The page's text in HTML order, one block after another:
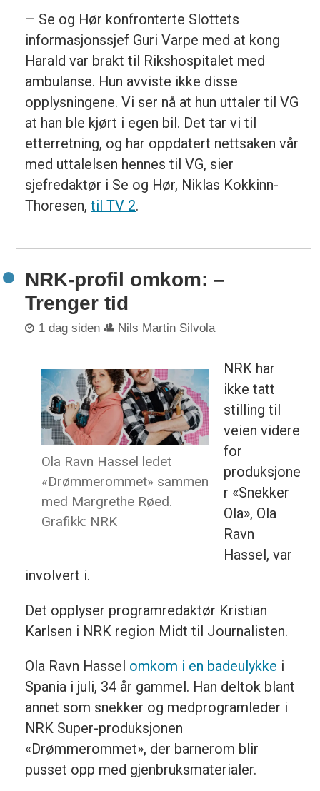
– Se og Hør konfronterte Slottets
informasjonssjef Guri Varpe med at kong
Harald var brakt til Rikshospitalet med
ambulanse. Hun avviste ikke disse
opplysningene. Vi ser nå at hun uttaler til VG
at han ble kjørt i egen bil. Det tar vi til
etterretning, og har oppdatert nettsaken vår
med uttalelsen hennes til VG, sier
sjefredaktør i Se og Hør, Niklas Kokkinn-
Thoresen,til TV 2.
NRK-profil omkom: –
Trenger tid
1 dag siden Nils Martin Silvola
Ola Ravn Hassel ledet
«Drømmerommet» sammen
med Margrethe Røed.
Grafikk: NRK
NRK har
ikke tatt
stilling til
veien videre
for
produksjone
r «Snekker
Ola», Ola
Ravn
Hassel, var
involvert i.
Det opplyser programredaktør Kristian
Karlsen i NRK region Midt til Journalisten.
Ola Ravn Hassel omkom i en badeulykke i
Spania i juli, 34 år gammel. Han deltok blant
annet som snekker og medprogramleder i
NRK Super-produksjonen
«Drømmerommet», der barnerom blir
pusset opp med gjenbruksmaterialer.